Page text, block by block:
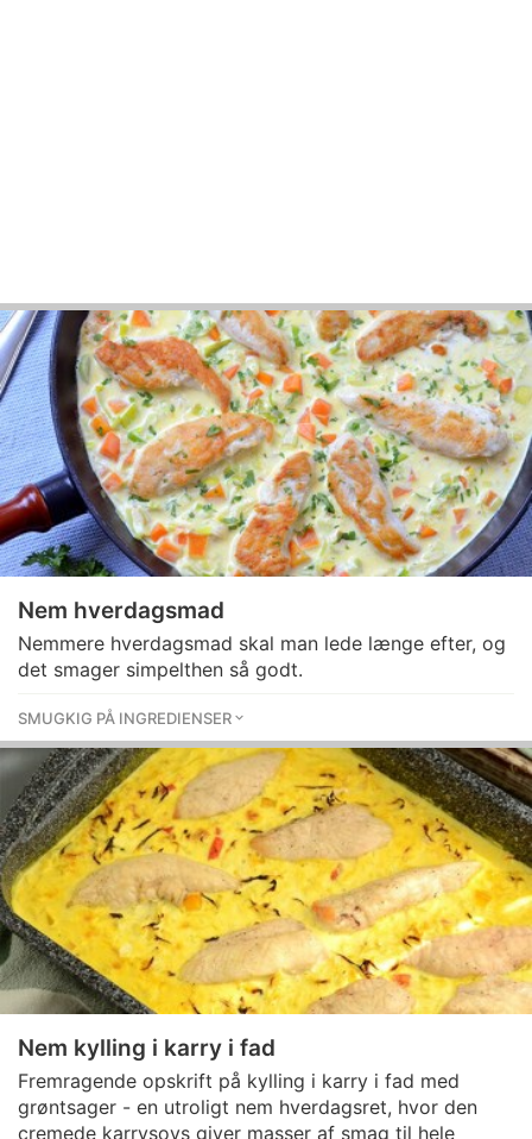
Nem hverdagsmad
Nemmere hverdagsmad skal man lede længe efter, og
det smager simpelthen så godt.
SMUGKIG PÅ INGREDIENSER
Nem kylling i karry i fad
Fremragende opskrift på kylling i karry i fad med
grøntsager - en utroligt nem hverdagsret, hvor den
cremede karrysovs giver masser af smag til hele